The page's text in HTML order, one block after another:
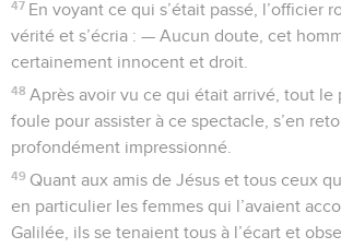
47 En voyant ce qui s’était passé, l’officier
vérité et s’écria : — Aucun doute, cet
certainement innocent et droit.
48 Après avoir vu ce qui était arrivé, tout le
foule pour assister à ce spectacle, s’en
profondément impressionné.
49 Quant aux amis de Jésus et tous ceux
en particulier les femmes qui l’avaient
Galilée, ils se tenaient tous à l’écart et